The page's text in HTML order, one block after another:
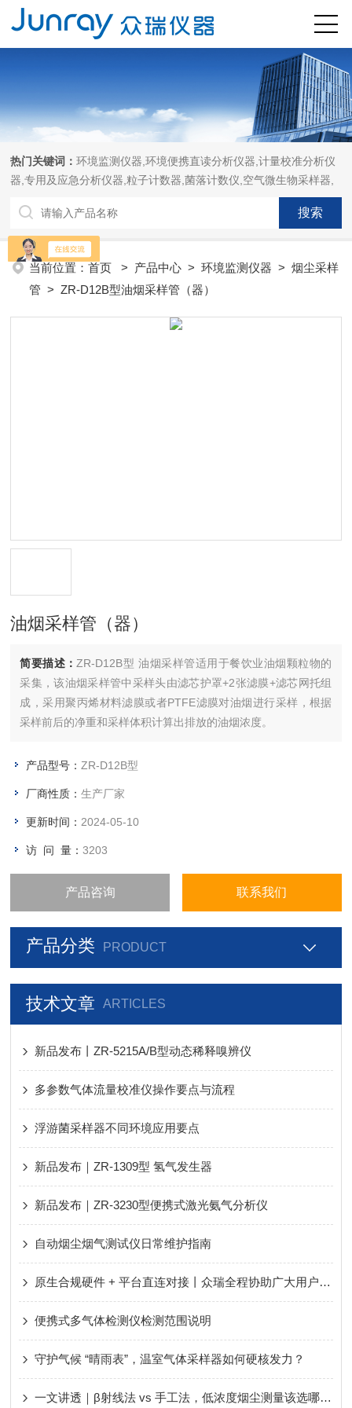
热门关键词：环境监测仪器,环境便携直读分析仪器,计量校准分析仪
器,专用及应急分析仪器,粒子计数器,菌落计数仪,空气微生物采样器,
当前位置：首页 > 产品中心 >环境监测仪器 >烟尘采样
管 > ZR-D12B型油烟采样管（器）
油烟采样管（器）
简要描述： ZR-D12B型 油烟采样管适用于餐饮业油烟颗粒物的
采集，该油烟采样管中采样头由滤芯护罩+2张滤膜+滤芯网托组
成，采用聚丙烯材料滤膜或者PTFE滤膜对油烟进行采样，根据
采样前后的净重和采样体积计算出排放的油烟浓度。
产品型号：ZR-D12B型
厂商性质：生产厂家
更新时间： 2024-05-10
访 问 量：3203
产品咨询 联系我们
产品分类 PRODUCT
技术文章 ARTICLES
新品发布丨ZR-5215A/B型动态稀释嗅辨仪
多参数气体流量校准仪操作要点与流程
浮游菌采样器不同环境应用要点
新品发布｜ZR-1309型 氢气发生器
新品发布｜ZR-3230型便携式激光氨气分析仪
自动烟尘烟气测试仪日常维护指南
原生合规硬件 + 平台直连对接丨众瑞全程协助广大用户轻松应对新规、顺利通过评审！
便携式多气体检测仪检测范围说明
守护气候 “晴雨表”，温室气体采样器如何硬核发力？
一文讲透｜β射线法 vs 手工法，低浓度烟尘测量该选哪种？